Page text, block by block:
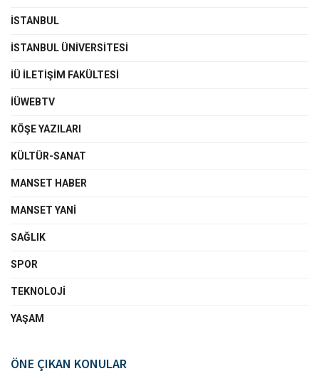
İSTANBUL
İSTANBUL ÜNIVERSITESI
İÜ İLETIŞIM FAKÜLTESI
İÜWEBTV
KÖŞE YAZILARI
KÜLTÜR-SANAT
MANSET HABER
MANSET YANI
SAĞLIK
SPOR
TEKNOLOJI
YAŞAM
ÖNE ÇIKAN KONULAR